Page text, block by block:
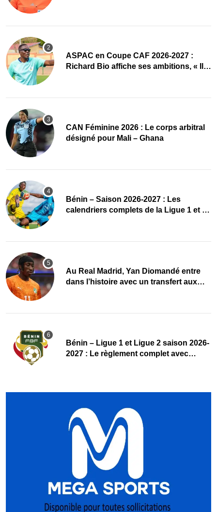
ASPAC en Coupe CAF 2026-2027 :
Richard Bio affiche ses ambitions, « Il
‎CAN Féminine 2026 : Le corps arbitral
désigné pour Mali – Ghana
Bénin – Saison 2026-2027 : Les
calendriers complets de la Ligue 1 et de
Au Real Madrid, Yan Diomandé entre
dans l’histoire avec un transfert aux
Bénin – Ligue 1 et Ligue 2 saison 2026-
2027 : Le règlement complet avec